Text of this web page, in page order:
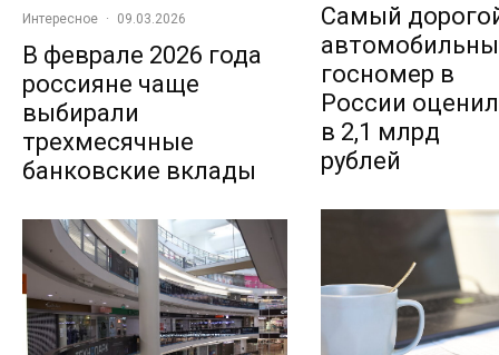
Интересное · 09.03.2026
В феврале 2026 года
россияне чаще
выбирали
трехмесячные
банковские вклады
Самый
госномер в
России
в 2,1 млрд
рублей